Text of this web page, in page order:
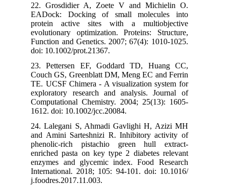
22. Grosdidier A, Zoete V and Michielin O.
EADock: Docking of small molecules into
protein active sites with a multiobjective
evolutionary optimization. Proteins: Structure,
Function and Genetics. 2007; 67(4): 1010-1025.
doi: 10.1002/prot.21367.
23. Pettersen EF, Goddard TD, Huang CC,
Couch GS, Greenblatt DM, Meng EC and Ferrin
TE. UCSF Chimera - A visualization system for
exploratory research and analysis. Journal of
Computational Chemistry. 2004; 25(13): 1605-
1612. doi: 10.1002/jcc.20084.
24. Lalegani S, Ahmadi Gavlighi H, Azizi MH
and Amini Sarteshnizi R. Inhibitory activity of
phenolic-rich pistachio green hull extract-
enriched pasta on key type 2 diabetes relevant
enzymes and glycemic index. Food Research
International. 2018; 105: 94-101. doi: 10.1016/
j.foodres.2017.11.003.